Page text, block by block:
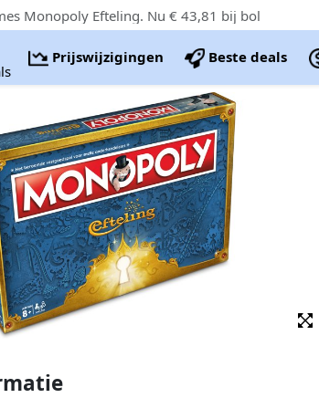
Monopoly Efteling. Nu € 43,81 bij bol
Prijswijzigingen Beste deals